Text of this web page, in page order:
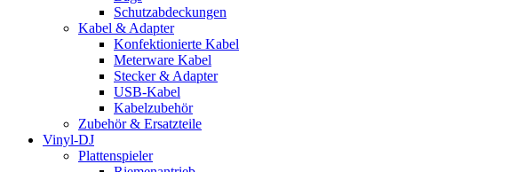
Schutzabdeckungen
Kabel & Adapter
Konfektionierte Kabel
Meterware Kabel
Stecker & Adapter
USB-Kabel
Kabelzubehör
Zubehör & Ersatzteile
Vinyl-DJ
Plattenspieler